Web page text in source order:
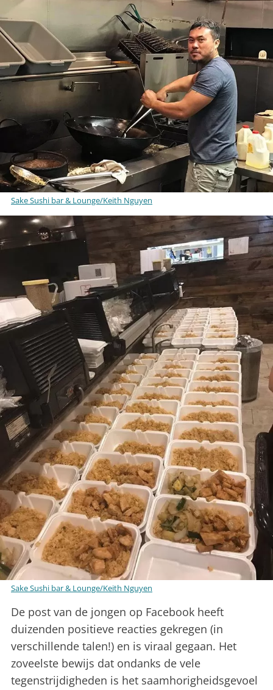
Sake Sushi bar & Lounge/Keith Nguyen
Sake Sushi bar & Lounge/Keith Nguyen
De post van de jongen op Facebook heeft
duizenden positieve reacties gekregen (in
verschillende talen!) en is viraal gegaan. Het
zoveelste bewijs dat ondanks de vele
tegenstrijdigheden is het saamhorigheidsgevoel